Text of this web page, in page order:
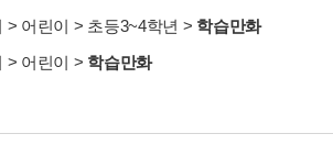
> 어린이 > 초등3~4학년 > 학습만화
> 어린이 > 학습만화